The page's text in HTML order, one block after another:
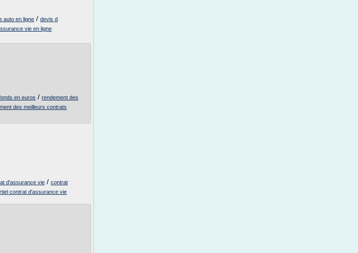
auto en ligne / devis d
vie en ligne
en euros / rendement des
des meilleurs contrats
d'assurance vie / contrat
contrat d'assurance vie